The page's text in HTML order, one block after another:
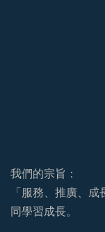
我們的宗旨：
「服務、推廣、
同學習成長。